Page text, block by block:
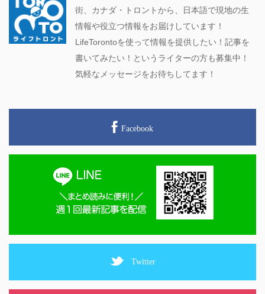
街、カナダ・トロントから、日本語で現地の生
情報や役立つ情報をお届けしています！
LifeTorontoを使って情報を提供したい！記事を
書いてみたい！というライターの方も募集中！
気軽なメッセージをお待ちしてます！
Facebook
Twitter